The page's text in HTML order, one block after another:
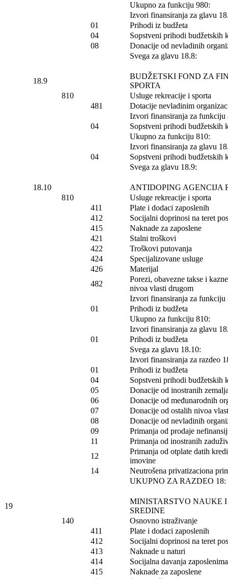
Ukupno za funkciju 980:
Izvori finansiranja za glavu
01
Prihodi iz budžeta
04
Sopstveni prihodi budžetskih
08
Donacije od nevladinih
Svega za glavu 18.8:
18.9
BUDŽETSKI FOND ZA
SPORTA
810
Usluge rekreacije i sporta
481
Dotacije nevladinim
Izvori finansiranja za funkciju
04
Sopstveni prihodi budžetskih
Ukupno za funkciju 810:
Izvori finansiranja za glavu
04
Sopstveni prihodi budžetskih
Svega za glavu 18.9:
18.10
ANTIDOPING AGENCIJA
810
Usluge rekreacije i sporta
411
Plate i dodaci zaposlenih
412
Socijalni doprinosi na teret
415
Naknade za zaposlene
421
Stalni troškovi
422
Troškovi putovanja
424
Specijalizovane usluge
426
Materijal
482
Porezi, obavezne takse i
nivoa vlasti drugom
Izvori finansiranja za funkciju
01
Prihodi iz budžeta
Ukupno za funkciju 810:
Izvori finansiranja za glavu
01
Prihodi iz budžeta
Svega za glavu 18.10:
Izvori finansiranja za razdeo
01
Prihodi iz budžeta
04
Sopstveni prihodi budžetskih
05
Donacije od inostranih
06
Donacije od međunarodnih
07
Donacije od ostalih nivoa
08
Donacije od nevladinih
09
Primanja od prodaje
11
Primanja od inostranih
12
Primanja od otplate datih
imovine
14
Neutrošena privatizaciona
UKUPNO ZA RAZDEO 18:
19
MINISTARSTVO NAUKE
SREDINE
140
Osnovno istraživanje
411
Plate i dodaci zaposlenih
412
Socijalni doprinosi na teret
413
Naknade u naturi
414
Socijalna davanja zaposlenima
415
Naknade za zaposlene